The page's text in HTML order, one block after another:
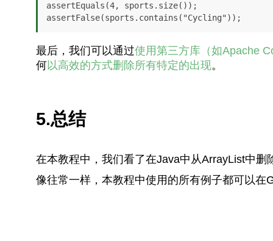
assertEquals(4, sports.size());
assertFalse(sports.contains("Cycling"));
最后，我们可以通过使用第三方库（如Apache
何以高效的方式删除所有特定的出现。
5.总结
在本教程中，我们看了在Java中从ArrayList中删
像往常一样，本教程中使用的所有例子都可以在